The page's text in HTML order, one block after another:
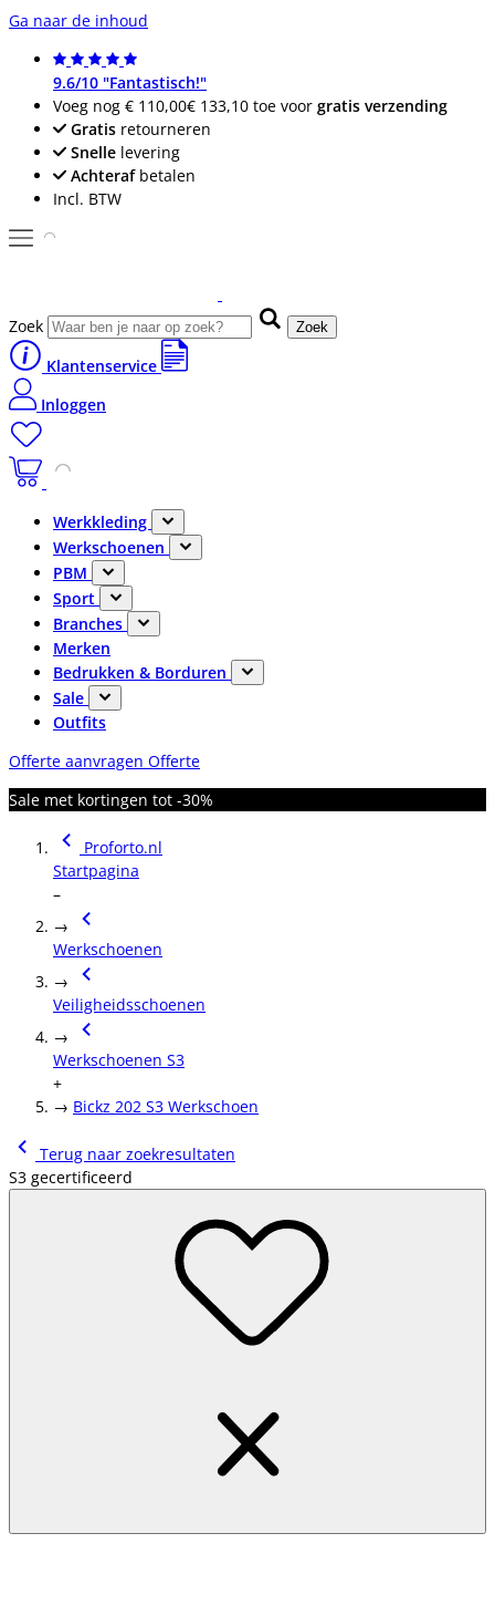
Ga naar de inhoud
9.6/10 "Fantastisch!"
Voeg nog € 110,00€ 133,10 toe voor gratis verzending
Gratis retourneren
Snelle levering
Achterafbetalen
Incl. BTW
Zoek Zoek
Klantenservice
Inloggen
Werkkleding
Werkschoenen
PBM
Sport
Branches
Merken
Bedrukken & Borduren
Sale
Outfits
Offerte aanvragen Offerte
Sale met kortingen tot -30%
Proforto.nl
Startpagina
–
→
Werkschoenen
→
Veiligheidsschoenen
→
Werkschoenen S3
+
→ Bickz 202 S3 Werkschoen
Terug naar zoekresultaten
S3 gecertificeerd